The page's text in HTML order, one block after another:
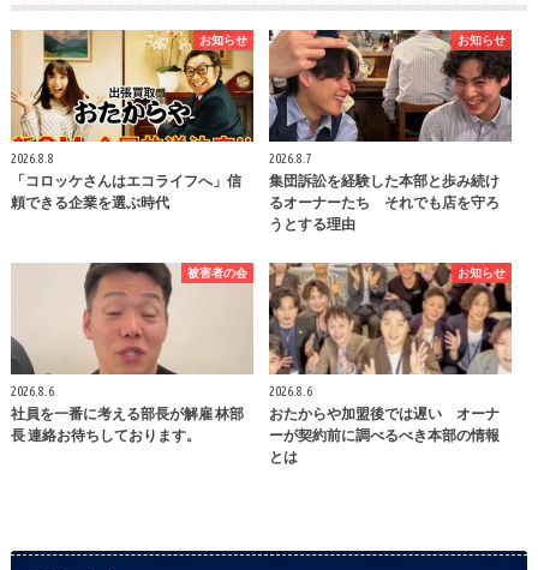
お知らせ
2026.8.8
「コロッケさんはエコライフへ」信
頼できる企業を選ぶ時代
お知らせ
2026.8.7
集団訴訟を経験した本部と歩み続け
るオーナーたち それでも店を守ろ
うとする理由
被害者の会
2026.8.6
社員を一番に考える部長が解雇 林部
長 連絡お待ちしております。
お知らせ
2026.8.6
おたからや加盟後では遅い オーナ
ーが契約前に調べるべき本部の情報
とは